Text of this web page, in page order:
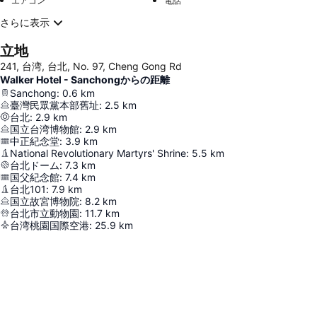
さらに表示
立地
241, 台湾, 台北, No. 97, Cheng Gong Rd
Walker Hotel - Sanchongからの距離
Sanchong: 0.6 km
臺灣民眾黨本部舊址: 2.5 km
台北: 2.9 km
国立台湾博物館: 2.9 km
中正紀念堂: 3.9 km
National Revolutionary Martyrs' Shrine: 5.5 km
台北ドーム: 7.3 km
国父紀念館: 7.4 km
台北101: 7.9 km
国立故宮博物院: 8.2 km
台北市立動物園: 11.7 km
台湾桃園国際空港: 25.9 km